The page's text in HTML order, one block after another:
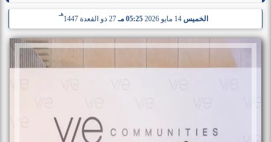
الخميس 14 مايو 2026 05:25 مـ 27 ذو القعدة 1447
هـ